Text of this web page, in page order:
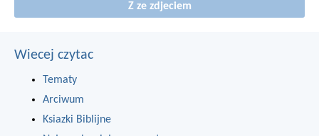
Z ze zdjeciem
Wiecej czytac
Tematy
Arciwum
Ksiazki Biblijne